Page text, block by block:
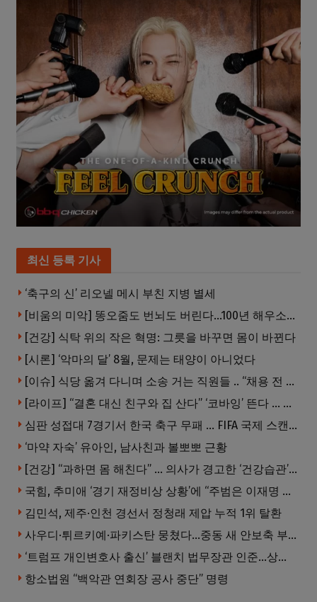
최신 등록 기사
‘축구의 신’ 리오넬 메시 부친 지병 별세
[비움의 미악] 똥오줌도 번뇌도 버린다…100년 해우소의 철학
[건강] 식탁 위의 작은 혁명: 그릇을 바꾸면 몸이 바뀐다
[시론] ‘악마의 달’ 8월, 문제는 태양이 아니었다
[이슈] 식당 옮겨 다니며 소송 거는 직원들 .. “채용 전 반드시 확인해야”
[라이프] “결혼 대신 친구와 집 산다” ‘코바잉’ 뜬다 … 내 집 마련 공식 바뀌었다
심판 성접대 7경기서 한국 축구 무패 … FIFA 국제 스캔들 번지나
‘마약 자숙’ 유아인, 남사친과 볼뽀뽀 근황
[건강] “과하면 몸 해친다” … 의사가 경고한 ‘건강습관’ 5가지
국힘, 추미애 ‘경기 재정비상 상황’에 “주범은 이재명 전 지사”
김민석, 제주·인천 경선서 정청래 제압 누적 1위 탈환
사우디·튀르키예·파키스탄 뭉쳤다…중동 새 안보축 부상하나
‘트럼프 개인변호사 출신’ 블랜치 법무장관 인준…상원 50대49 가결
항소법원 “백악관 연회장 공사 중단” 명령